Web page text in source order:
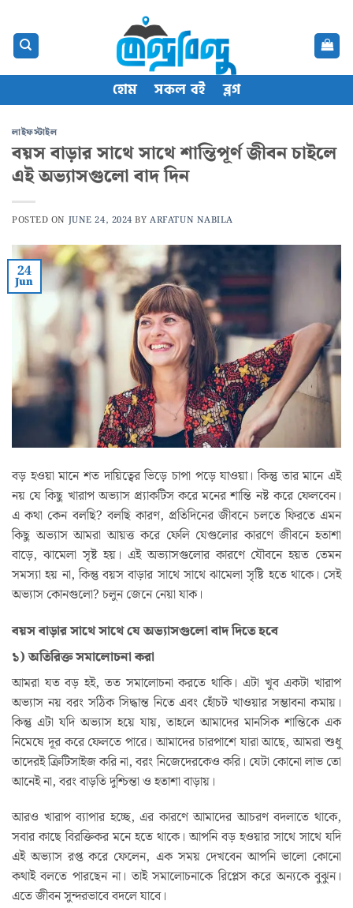
content
হোম সকল বই ব্লগ
লাইফস্টাইল
বয়স বাড়ার সাথে সাথে শান্তিপূর্ণ জীবন চাইলে
এই অভ্যাসগুলো বাদ দিন
POSTED ON JUNE 24, 2024 BYARFATUN NABILA
24
Jun
বড় হওয়া মানে শত দায়িত্বের ভিড়ে চাপা পড়ে যাওয়া। কিন্তু তার মানে এই
নয় যে কিছু খারাপ অভ্যাস প্র্যাকটিস করে মনের শান্তি নষ্ট করে ফেলবেন।
এ কথা কেন বলছি? বলছি কারণ, প্রতিদিনের জীবনে চলতে ফিরতে এমন
কিছু অভ্যাস আমরা আয়ত্ত করে ফেলি যেগুলোর কারণে জীবনে হতাশা
বাড়ে, ঝামেলা সৃষ্ট হয়। এই অভ্যাসগুলোর কারণে যৌবনে হয়ত তেমন
সমস্যা হয় না, কিন্তু বয়স বাড়ার সাথে সাথে ঝামেলা সৃষ্টি হতে থাকে। সেই
অভ্যাস কোনগুলো? চলুন জেনে নেয়া যাক।
বয়স বাড়ার সাথে সাথে যে অভ্যাসগুলো বাদ দিতে হবে
১) অতিরিক্ত সমালোচনা করা
আমরা যত বড় হই, তত সমালোচনা করতে থাকি। এটা খুব একটা খারাপ
অভ্যাস নয় বরং সঠিক সিদ্ধান্ত নিতে এবং হোঁচট খাওয়ার সম্ভাবনা কমায়।
কিন্তু এটা যদি অভ্যাস হয়ে যায়, তাহলে আমাদের মানসিক শান্তিকে এক
নিমেষে দূর করে ফেলতে পারে। আমাদের চারপাশে যারা আছে, আমরা শুধু
তাদেরই ক্রিটিসাইজ করি না, বরং নিজেদেরকেও করি। যেটা কোনো লাভ তো
আনেই না, বরং বাড়তি দুশ্চিন্তা ও হতাশা বাড়ায়।
আরও খারাপ ব্যাপার হচ্ছে, এর কারণে আমাদের আচরণ বদলাতে থাকে,
সবার কাছে বিরক্তিকর মনে হতে থাকে। আপনি বড় হওয়ার সাথে সাথে যদি
এই অভ্যাস রপ্ত করে ফেলেন, এক সময় দেখবেন আপনি ভালো কোনো
কথাই বলতে পারছেন না। তাই সমালোচনাকে রিপ্লেস করে অন্যকে বুঝুন।
এতে জীবন সুন্দরভাবে বদলে যাবে।